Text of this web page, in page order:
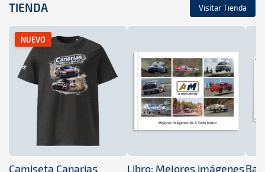
TIENDA Visitar Tienda
NUEVO
Camiseta Canarias
Libro: Mejores imágenes